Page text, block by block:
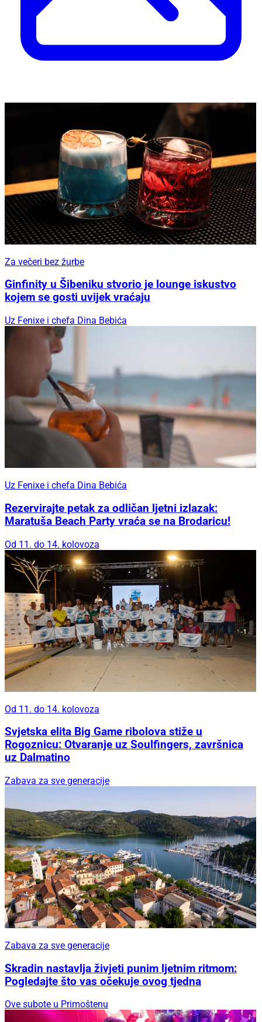
Za večeri bez žurbe
Ginfinity u Šibeniku stvorio je lounge iskustvo
kojem se gosti uvijek vraćaju
Uz Fenixe i chefa Dina Bebića
Uz Fenixe i chefa Dina Bebića
Rezervirajte petak za odličan ljetni izlazak:
Maratuša Beach Party vraća se na Brodaricu!
Od 11. do 14. kolovoza
Od 11. do 14. kolovoza
Svjetska elita Big Game ribolova stiže u
Rogoznicu: Otvaranje uz Soulfingers, završnica
uz Dalmatino
Zabava za sve generacije
Zabava za sve generacije
Skradin nastavlja živjeti punim ljetnim ritmom:
Pogledajte što vas očekuje ovog tjedna
Ove subote u Primoštenu